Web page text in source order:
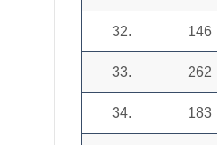
32. 146
33. 262
34. 183